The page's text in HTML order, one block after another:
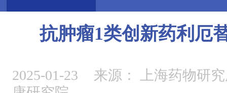
抗肿瘤1类创新药利厄
2025-01-23 来源：
上海药物研